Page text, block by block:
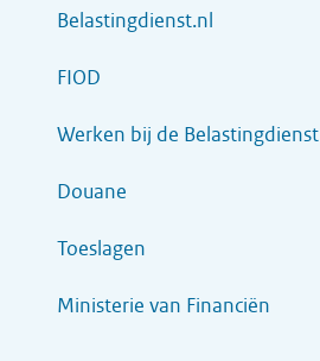
Belastingdienst.nl
FIOD
Werken bij de Belastingdienst
Douane
Toeslagen
Ministerie van Financiën